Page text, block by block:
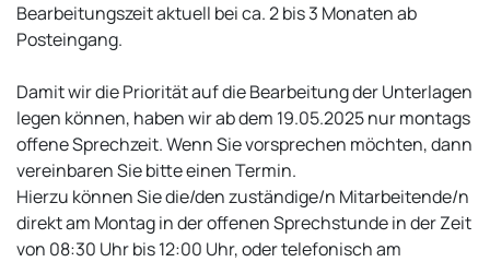
Bearbeitungszeit aktuell bei ca. 2 bis 3 Monaten ab
Posteingang.
Damit wir die Priorität auf die Bearbeitung der Unterlagen
legen können, haben wir ab dem 19.05.2025 nur montags
offene Sprechzeit. Wenn Sie vorsprechen möchten, dann
vereinbaren Sie bitte einen Termin.
Hierzu können Sie die/den zuständige/n Mitarbeitende/n
direkt am Montag in der offenen Sprechstunde in der Zeit
von 08:30 Uhr bis 12:00 Uhr, oder telefonisch am